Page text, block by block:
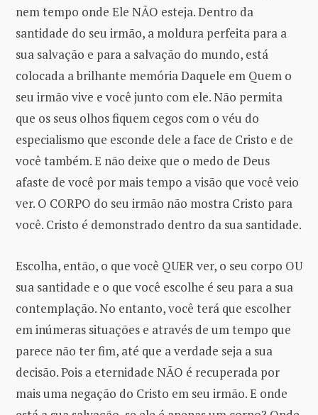
nem tempo onde Ele NÃO esteja. Dentro da
santidade do seu irmão, a moldura perfeita para a
sua salvação e para a salvação do mundo, está
colocada a brilhante memória Daquele em Quem o
seu irmão vive e você junto com ele. Não permita
que os seus olhos fiquem cegos com o véu do
especialismo que esconde dele a face de Cristo e de
você também. E não deixe que o medo de Deus
afaste de você por mais tempo a visão que você veio
ver. O CORPO do seu irmão não mostra Cristo para
você. Cristo é demonstrado dentro da sua santidade.
Escolha, então, o que você QUER ver, o seu corpo OU
sua santidade e o que você escolhe é seu para a sua
contemplação. No entanto, você terá que escolher
em inúmeras situações e através de um tempo que
parece não ter fim, até que a verdade seja a sua
decisão. Pois a eternidade NÃO é recuperada por
mais uma negação do Cristo em seu irmão. E onde